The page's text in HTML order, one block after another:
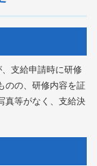
支給申請時に研修
のの、研修内容を証
真等がなく、支給決